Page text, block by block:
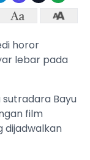
horor
lebar pada
Bayu
film
dijadwalkan